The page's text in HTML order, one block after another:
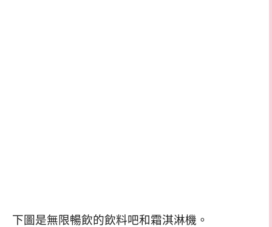
下圖是無限暢飲的飲料吧和霜淇淋機。